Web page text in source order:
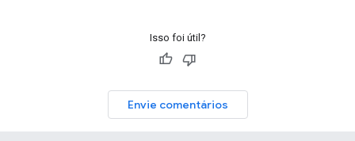
Isso foi útil?
Envie comentários